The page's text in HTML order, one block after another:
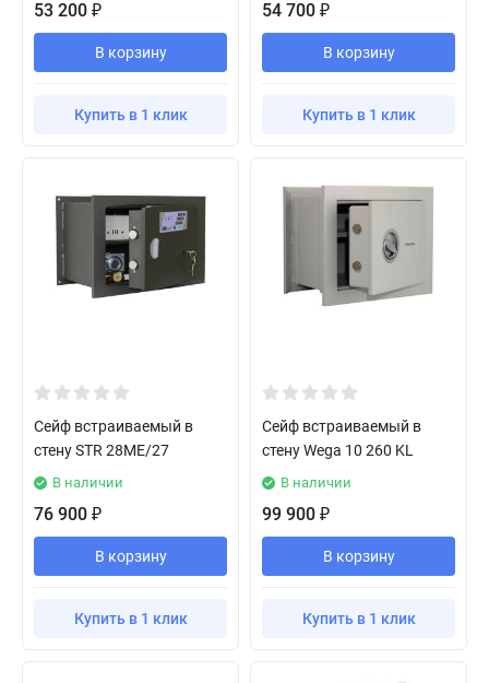
53 200 ₽
В корзину
Купить в 1 клик
54 700 ₽
В корзину
Купить в 1 клик
Сейф встраиваемый в
стену STR 28ME/27
В наличии
76 900 ₽
В корзину
Купить в 1 клик
Сейф встраиваемый в
стену Wega 10 260 KL
В наличии
99 900 ₽
В корзину
Купить в 1 клик